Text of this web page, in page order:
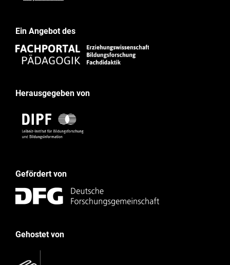
Ein Angebot des
Herausgegeben von
Gefördert von
Gehostet von